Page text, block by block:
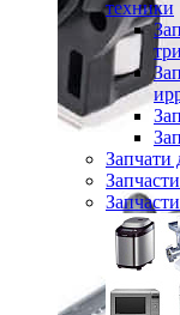
техники
Запчати